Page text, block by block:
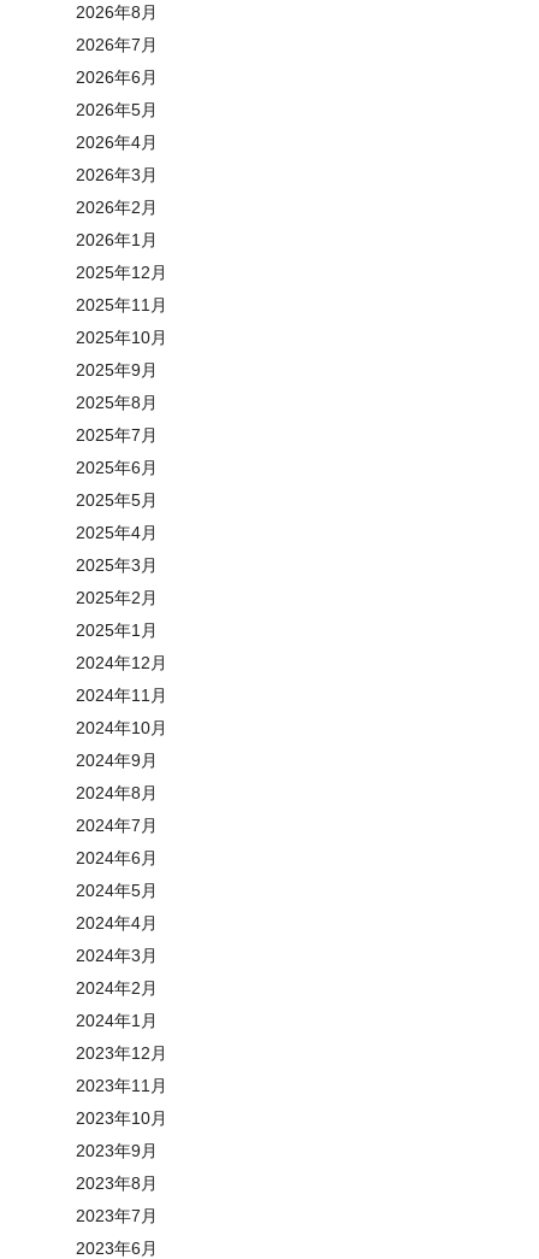
2026年8月
2026年7月
2026年6月
2026年5月
2026年4月
2026年3月
2026年2月
2026年1月
2025年12月
2025年11月
2025年10月
2025年9月
2025年8月
2025年7月
2025年6月
2025年5月
2025年4月
2025年3月
2025年2月
2025年1月
2024年12月
2024年11月
2024年10月
2024年9月
2024年8月
2024年7月
2024年6月
2024年5月
2024年4月
2024年3月
2024年2月
2024年1月
2023年12月
2023年11月
2023年10月
2023年9月
2023年8月
2023年7月
2023年6月